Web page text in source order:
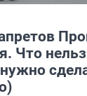
Что